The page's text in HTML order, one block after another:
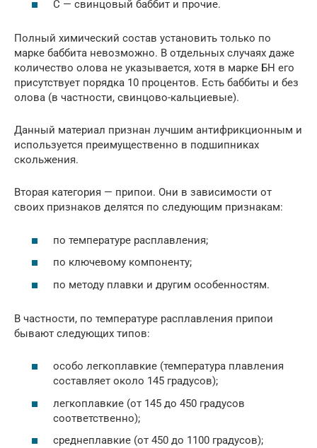
С — свинцовый баббит и прочие.
Полный химический состав установить только по
марке баббита невозможно. В отдельных случаях даже
количество олова не указывается, хотя в марке БН его
присутствует порядка 10 процентов. Есть баббиты и без
олова (в частности, свинцово-кальциевые).
Данный материал признан лучшим антифрикционным и
используется преимущественно в подшипниках
скольжения.
Вторая категория — припои. Они в зависимости от
своих признаков делятся по следующим признакам:
по температуре расплавления;
по ключевому компоненту;
по методу плавки и другим особенностям.
В частности, по температуре расплавления припои
бывают следующих типов:
особо легкоплавкие (температура плавления
составляет около 145 градусов);
легкоплавкие (от 145 до 450 градусов
соответственно);
среднеплавкие (от 450 до 1100 градусов);